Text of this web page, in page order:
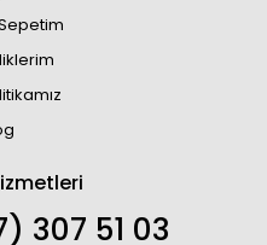
307 51 03